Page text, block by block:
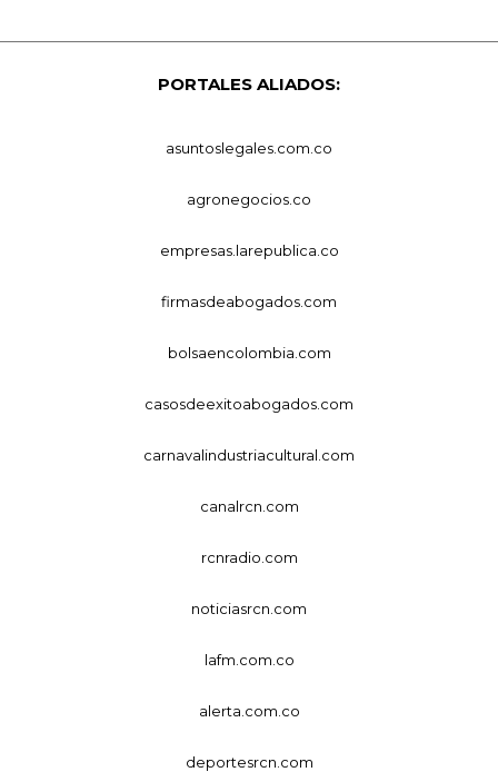
PORTALES ALIADOS:
asuntoslegales.com.co
agronegocios.co
empresas.larepublica.co
firmasdeabogados.com
bolsaencolombia.com
casosdeexitoabogados.com
carnavalindustriacultural.com
canalrcn.com
rcnradio.com
noticiasrcn.com
lafm.com.co
alerta.com.co
deportesrcn.com